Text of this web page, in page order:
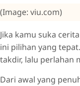
(Image: viu.com)
Jika kamu suka
ini pilihan yang
takdir, lalu perlahan
Dari awal yang